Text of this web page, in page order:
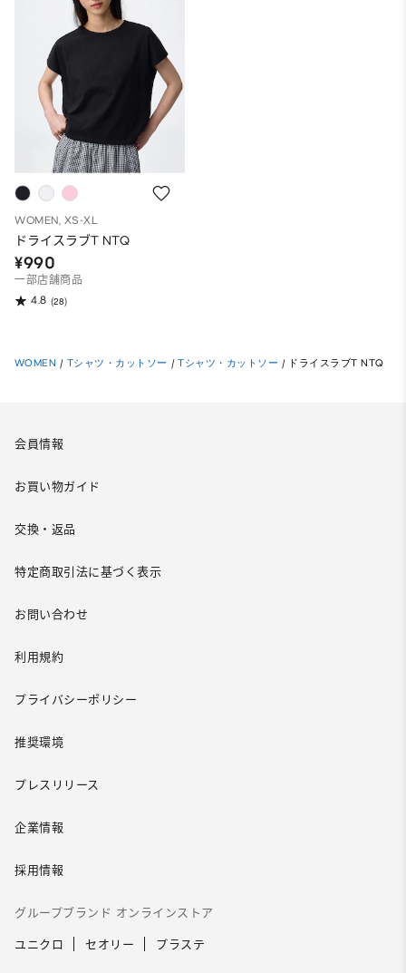
WOMEN, XS-XL
ドライスラブT NTQ
¥990
一部店舗商品
4.8 (28)
WOMEN / Tシャツ・カットソー / Tシャツ・カットソー / ドライスラブT NTQ
会員情報
お買い物ガイド
交換・返品
特定商取引法に基づく表示
お問い合わせ
利用規約
プライバシーポリシー
推奨環境
プレスリリース
企業情報
採用情報
グループブランド オンラインストア
ユニクロ セオリー プラステ